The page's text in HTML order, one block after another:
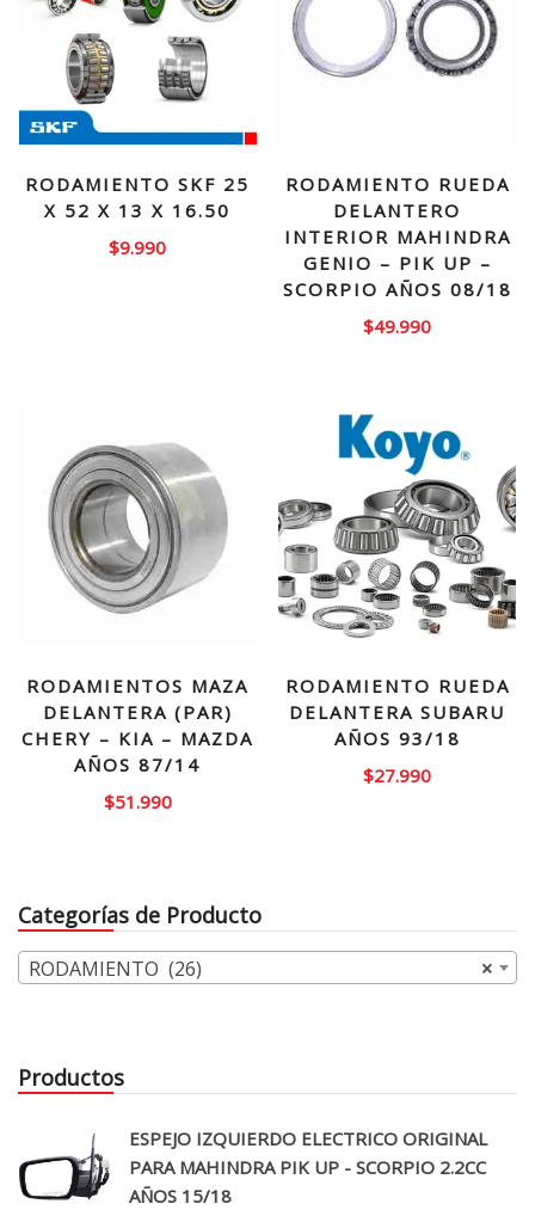
RODAMIENTO SKF 25
X 52 X 13 X 16.50
$9.990
RODAMIENTO RUEDA
DELANTERO
INTERIOR MAHINDRA
GENIO – PIK UP –
SCORPIO AÑOS 08/18
$49.990
RODAMIENTOS MAZA
DELANTERA (PAR)
CHERY – KIA – MAZDA
AÑOS 87/14
$51.990
RODAMIENTO RUEDA
DELANTERA SUBARU
AÑOS 93/18
$27.990
Categorías de Producto
×
RODAMIENTO (26)
Productos
ESPEJO IZQUIERDO ELECTRICO ORIGINAL
PARA MAHINDRA PIK UP - SCORPIO 2.2CC
AÑOS 15/18